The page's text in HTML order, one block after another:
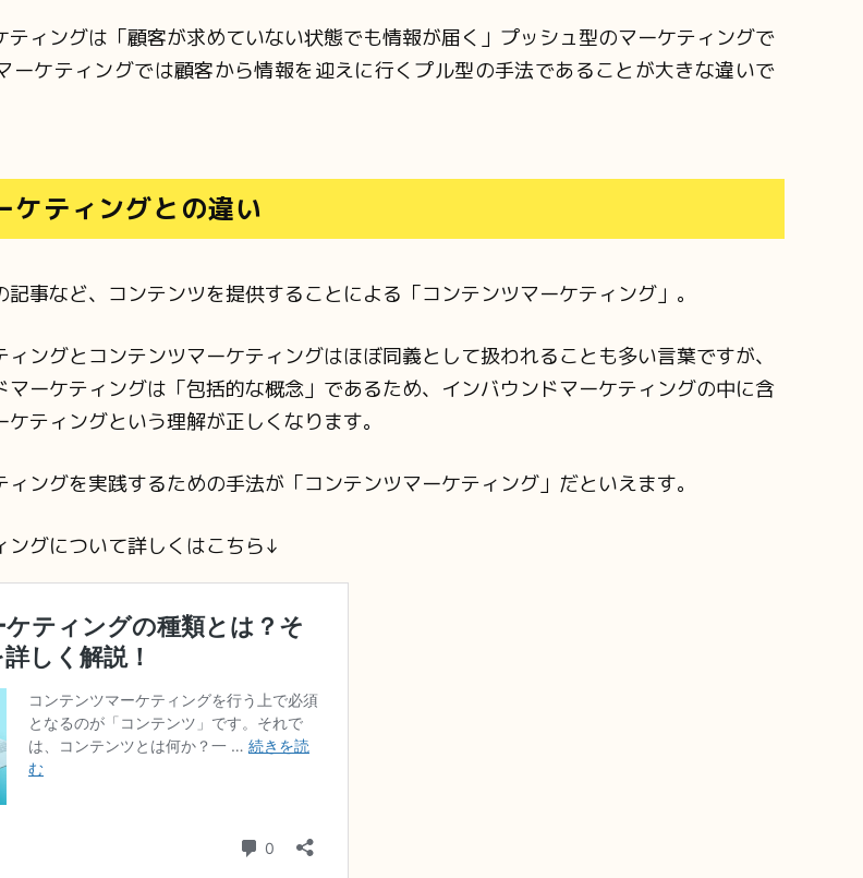
ティングは「顧客が求めていない状態でも情報が届く」プッシュ型のマーケティングで
ーケティングでは顧客から情報を迎えに行くプル型の手法であることが大きな違いで
ケティングとの違い
事など、コンテンツを提供することによる「コンテンツマーケティング」。
ングとコンテンツマーケティングはほぼ同義として扱われることも多い言葉ですが、
マーケティングは「包括的な概念」であるため、インバウンドマーケティングの中に含
ティングという理解が正しくなります。
ングを実践するための手法が「コンテンツマーケティング」だといえます。
ングについて詳しくはこちら↓